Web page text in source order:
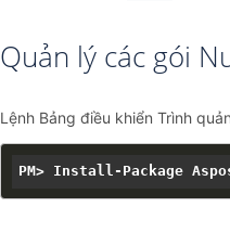
Quản lý các gói
Lệnh Bảng điều khiển Trình